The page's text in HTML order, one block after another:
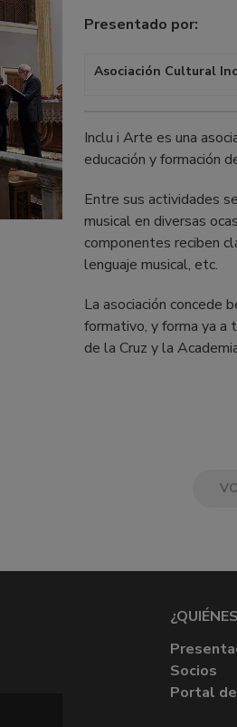
Presentado por:
Asociación Cultural
Inclu i Arte es una
educación y formación
Entre sus actividades
musical en diversas
componentes reciben
lenguaje musical, etc.
La asociación concede
formativo, y forma ya a
de la Cruz y la
Socios
Portal